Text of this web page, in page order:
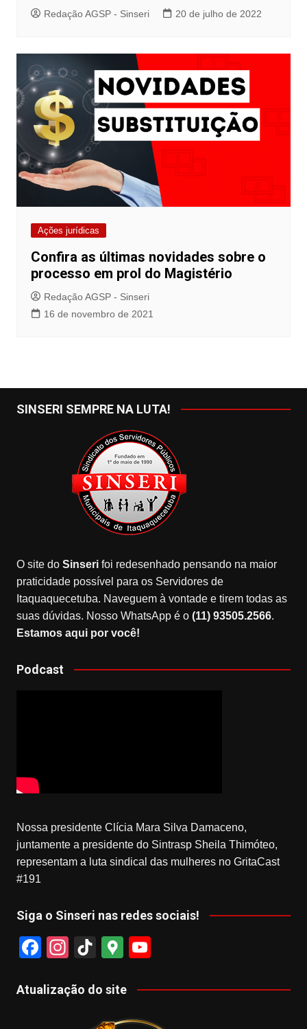
Redação AGSP - Sinseri 20 de julho de 2022
Ações jurídicas
Confira as últimas novidades sobre o
processo em prol do Magistério
Redação AGSP - Sinseri
16 de novembro de 2021
SINSERI SEMPRE NA LUTA!
O site do Sinserifoi redesenhado pensando na maior
praticidade possível para os Servidores de
Itaquaquecetuba. Naveguem à vontade e tirem todas as
suas dúvidas. Nosso WhatsApp é o (11) 93505.2566.
Estamos aqui por você!
Podcast
Nossa presidente Clícia Mara Silva Damaceno,
juntamente a presidente do Sintrasp Sheila Thimóteo,
representam a luta sindical das mulheres no GritaCast
#191
Siga o Sinseri nas redes sociais!
F
c
In
a
Ti
T
G
o
gl
u
Atualização do site